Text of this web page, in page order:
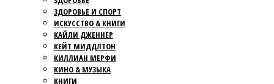
ЗДОРОВЬЕ И СПОРТ
ИСКУССТВО & КНИГИ
КАЙЛИ ДЖЕННЕР
КЕЙТ МИДДЛТОН
КИЛЛИАН МЕРФИ
КИНО & МУЗЫКА
КНИГИ